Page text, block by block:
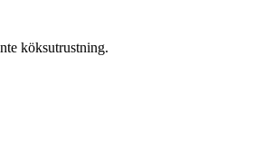
köksutrustning.